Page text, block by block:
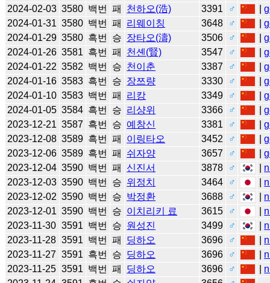
2024-02-03 3580 백번 패 천하오(浩) 3391 ♂ |
2024-01-31 3580 백번 패 리웨이칭 3648 ♂ |
2024-01-29 3580 흑번 승 장타오(濤) 3506 ♂ |
2024-01-26 3581 흑번 패 천셴(賢) 3547 ♂ |
2024-01-22 3582 백번 승 천이춘 3387 ♂ |
2024-01-16 3583 흑번 승 장쯔량 3330 ♂ |
2024-01-10 3583 백번 패 리캉 3349 ♂ |
2024-01-05 3584 흑번 승 리샹위 3366 ♂ |
2023-12-21 3587 흑번 승 예창신 3381 ♂ |
2023-12-08 3589 흑번 패 이링타오 3452 ♂ |
2023-12-06 3589 흑번 패 쉬자양 3657 ♂ |
2023-12-04 3590 백번 패 신진서 3878 ♂
2023-12-03 3590 백번 승 위정치 3464 ♂
2023-12-02 3590 백번 승 박정환 3688 ♂
2023-12-01 3590 백번 승 이치리키 료 3615 ♂
2023-11-30 3591 백번 승 원성진 3499 ♂
2023-11-28 3591 백번 패 딩하오 3696 ♂
2023-11-27 3591 흑번 승 딩하오 3696 ♂
2023-11-25 3591 백번 패 딩하오 3696 ♂